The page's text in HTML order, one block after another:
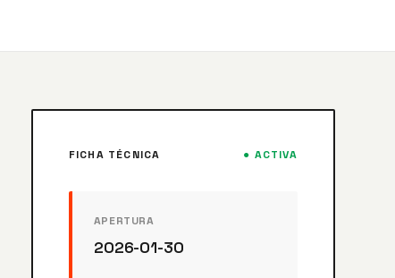
FICHA TÉCNICA ● ACTIVA
APERTURA
2026-01-30